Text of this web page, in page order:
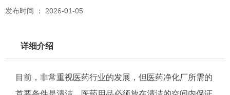
发布时间 ： 2026-01-05
详细介绍
目前，非常重视医药行业的发展，但医药净化厂所需的